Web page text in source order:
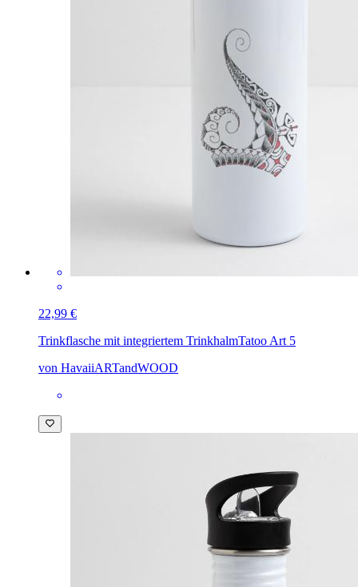
22,99 €
Trinkflasche mit integriertem TrinkhalmTatoo Art 5
von HavaiiARTandWOOD